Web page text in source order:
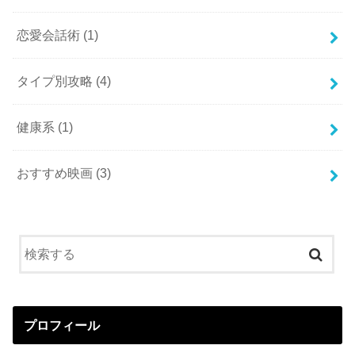
恋愛会話術 (1)
タイプ別攻略 (4)
健康系 (1)
おすすめ映画 (3)
プロフィール